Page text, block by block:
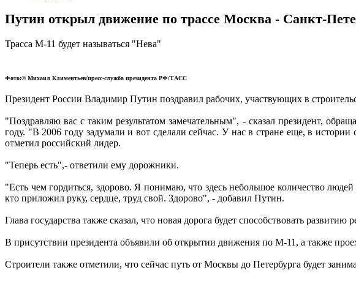
Путин открыл движение по трассе Москва - Санкт-
Трасса М-11 будет называться "Нева"
Фото:© Михаил Климентьев/пресс-служба президента РФ/ТАСС
Президент России Владимир Путин поздравил рабочих, участвующих в
"Поздравляю вас с таким результатом замечательным", - сказал президент,
году. "В 2006 году задумали и вот сделали сейчас. У нас в стране еще, в
отметил российский лидер.
"Теперь есть",- ответили ему дорожники.
"Есть чем гордиться, здорово. Я понимаю, что здесь небольшое количество
кто приложил руку, сердце, труд свой. Здорово", - добавил Путин.
Глава государства также сказал, что новая дорога будет способствовать
В присутствии президента объявили об открытии движения по М-11, а также
Строители также отметили, что сейчас путь от Москвы до Петербурга будет